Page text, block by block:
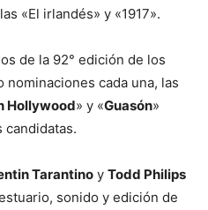
«El irlandés» y «1917».
de la 92° edición de los
nominaciones cada una, las
Hollywood» y «Guasón»
candidatas.
Tarantino y Todd Philips
sonido y edición de